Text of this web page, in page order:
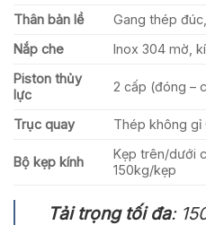
Thân bản lề
Gang thép
Nắp che
Inox 304 mờ,
Piston thủy
lực
2 cấp (đóng –
Trục quay Thép không gỉ
Bộ kẹp kính
Kẹp trên/dưới
150kg/kẹp
Tải trọng tối đa: